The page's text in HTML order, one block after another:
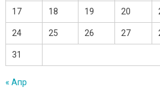
17 18 19 20
24 25 26 27
31
« Апр